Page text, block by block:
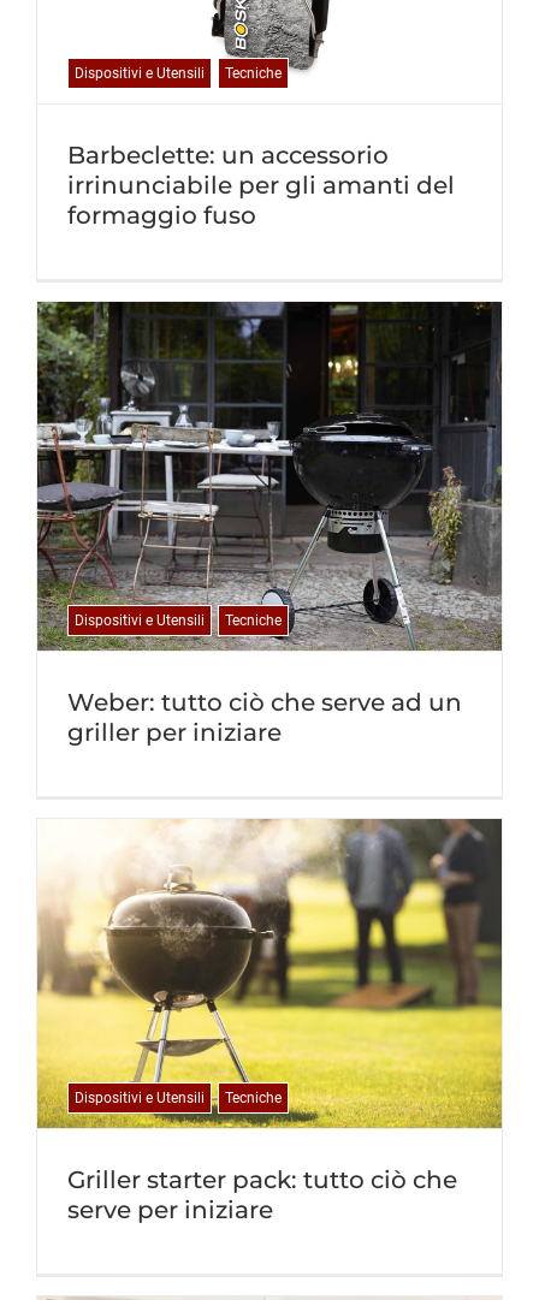
Barbeclette: un accessorio
irrinunciabile per gli amanti del
formaggio fuso
Dispositivi e Utensili Tecniche
Weber: tutto ciò che serve ad un
griller per iniziare
Dispositivi e Utensili Tecniche
Griller starter pack: tutto ciò che
serve per iniziare
Dispositivi e Utensili Tecniche